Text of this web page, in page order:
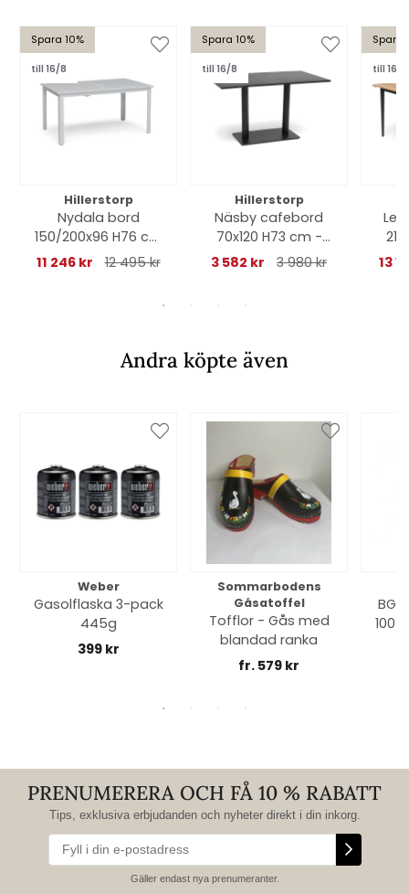
Spara 10%
till 16/8
Hillerstorp
Nydala bord
150/200x96 H76 cm
- vit
11 246 kr 12 495 kr
Spara 10%
till 16/8
Hillerstorp
Näsby cafebord
70x120 H73 cm -
svart
3 582 kr 3 980 kr
Spara
till 16/8
13
Andra köpte även
Weber
Gasolflaska 3-pack
445g
399 kr
Sommarbodens
Gåsatoffel
Tofflor - Gås med
blandad ranka
fr. 579 kr
PRENUMERERA OCH FÅ 10 % RABATT
Tips, exklusiva erbjudanden och nyheter direkt i din inkorg.
Gäller endast nya prenumeranter.